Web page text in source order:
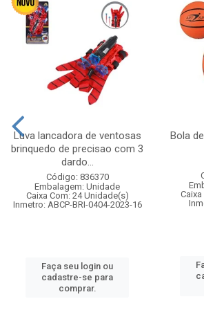
Luva lancadora de ventosas
brinquedo de precisao com 3
dardo...
Código: 836370
Embalagem: Unidade
Caixa Com: 24 Unidade(s)
Inmetro: ABCP-BRI-0404-2023-16
Faça seu login ou
cadastre-se para
comprar.
Bola